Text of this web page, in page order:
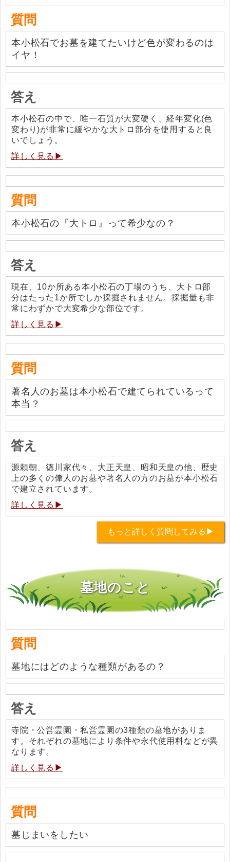
質問
本小松石でお墓を建てたいけど色が変わるのは
イヤ！
答え
本小松石の中で、唯一石質が大変硬く、経年変化(色
変わり)が非常に緩やかな大トロ部分を使用すると良
いでしょう。
詳しく見る▶
質問
本小松石の『大トロ』って希少なの？
答え
現在、10か所ある本小松石の丁場のうち、大トロ部
分はたった1か所でしか採掘されません。採掘量も非
常にわずかで大変希少な部位です。
詳しく見る▶
質問
著名人のお墓は本小松石で建てられているって
本当？
答え
源頼朝、徳川家代々、大正天皇、昭和天皇の他、歴史
上の多くの偉人のお墓や著名人の方のお墓が本小松石
で建立されています。
詳しく見る▶
もっと詳しく質問してみる▶
墓地のこと
質問
墓地にはどのような種類があるの？
答え
寺院・公営霊園・私営霊園の3種類の墓地がありま
す。それぞれの墓地により条件や永代使用料などが異
なります。
詳しく見る▶
質問
墓じまいをしたい